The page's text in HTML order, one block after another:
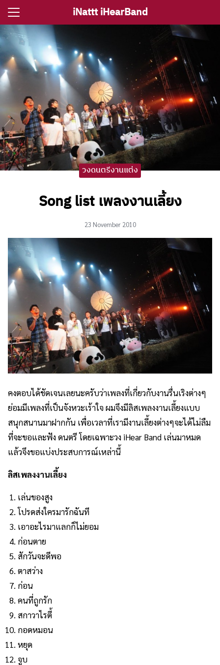
Skip
content
iNattt iHearBand
รีงานแต่ง
งานเลี้ยง
ราคาวงดนตรี
ไอนัท The Voice
iNattt
Search
for:
วงดนตรีงานแต่ง
Song list เพลงงานเลี้ยง
23 November 2010
คงตอบได้ชัดเจนเลยนะครับว่าเพลงที่เกี่ยวกับงานรื่นเริงต่างๆ
ย่อมมีเพลงที่เป็นจังหวะเร้าใจ ผมจึงมีลิสเพลงงานเลี้ยงแบบ
สนุกสนานมาฝากกัน เพื่อเวลาที่เรามีงานเลี้ยงต่างๆจะได้ไม่ลืม
ที่จะขอและฟัง ดนตรี โดยเฉพาะวง iHear Band เล่นมาหมด
แล้วจึงขอแบ่งประสบการณ์เหล่านี้
ลิสเพลงงานเลี้ยง
เล่นของสูง
โปรดส่งใครมารักฉันที
เอาอะไรมาแลกก็ไม่ยอม
ก่อนตาย
สักวันจะดีพอ
ตาสว่าง
ก่อน
คนที่ถูกรัก
สกาวาไรตี้
กอดหมอน
หยุด
จูบ